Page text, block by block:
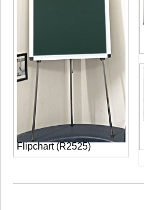
Flipchart (R2525)